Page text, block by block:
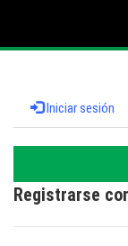
Iniciar sesión
Registrarse